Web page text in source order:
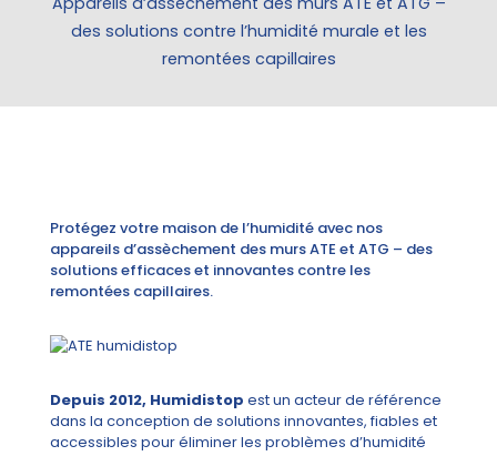
des solutions contre l’humidité murale et les
remontées capillaires
Protégez votre maison de l’humidité avec nos
appareils d’assèchement des murs ATE et ATG – des
solutions efficaces et innovantes contre les
remontées capillaires.
Depuis 2012, Humidistop est un acteur de référence
dans la conception de solutions innovantes, fiables et
accessibles pour éliminer les problèmes d’humidité